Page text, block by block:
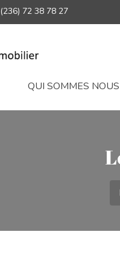
(236) 72 38 78 27
QUI SOMMES NOUS